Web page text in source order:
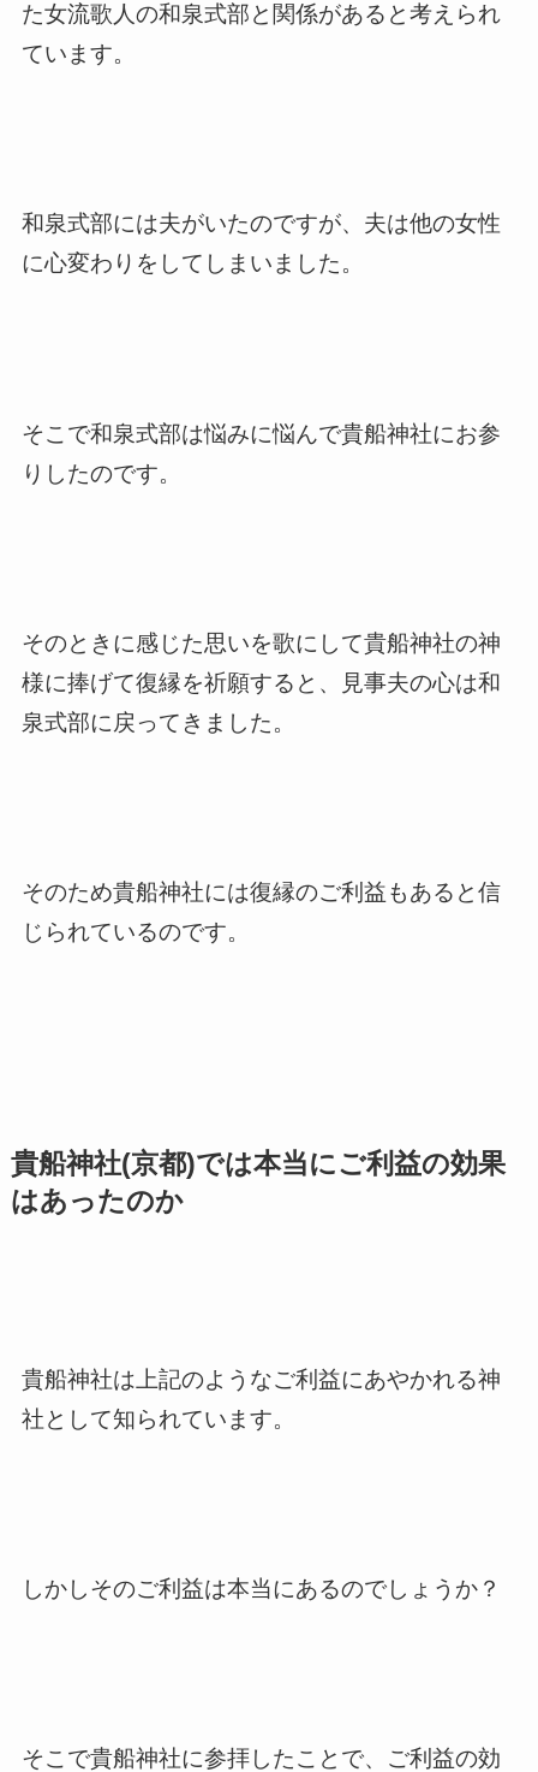
た女流歌人の和泉式部と関係があると考えられ
ています。
和泉式部には夫がいたのですが、夫は他の女性
に心変わりをしてしまいました。
そこで和泉式部は悩みに悩んで貴船神社にお参
りしたのです。
そのときに感じた思いを歌にして貴船神社の神
様に捧げて復縁を祈願すると、見事夫の心は和
泉式部に戻ってきました。
そのため貴船神社には復縁のご利益もあると信
じられているのです。
貴船神社(京都)では本当にご利益の効果
はあったのか
貴船神社は上記のようなご利益にあやかれる神
社として知られています。
しかしそのご利益は本当にあるのでしょうか？
そこで貴船神社に参拝したことで、ご利益の効